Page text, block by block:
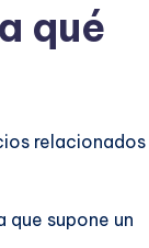
qué
relacionados
supone un